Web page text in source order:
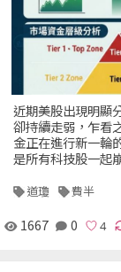
近期美股出現明顯
卻持續走弱，乍看
金正在進行新一輪
是所有科技股一起
道瓊 費半
1667 0